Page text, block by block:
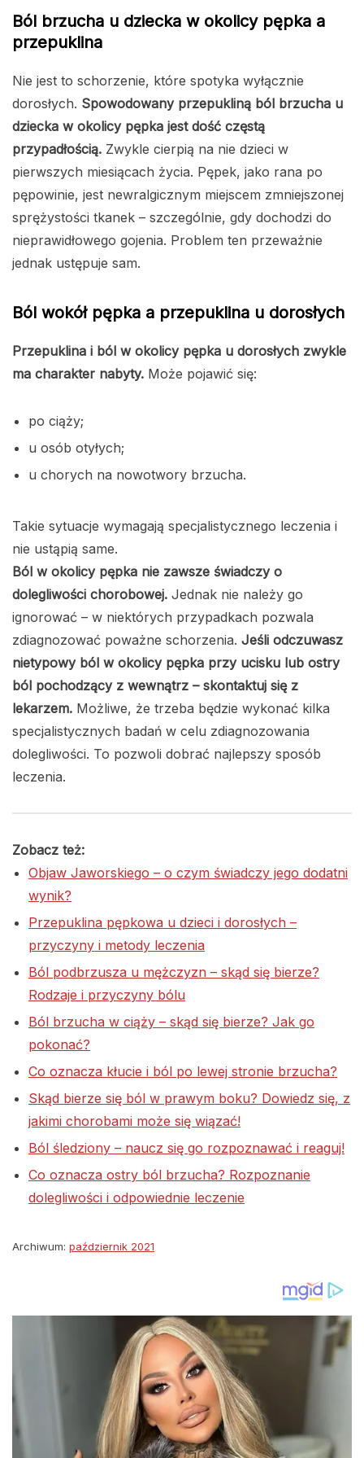
Ból brzucha u dziecka w okolicy pępka a
przepuklina
Nie jest to schorzenie, które spotyka wyłącznie
dorosłych. Spowodowany przepukliną ból brzucha u
dziecka w okolicy pępka jest dość częstą
przypadłością. Zwykle cierpią na nie dzieci w
pierwszych miesiącach życia. Pępek, jako rana po
pępowinie, jest newralgicznym miejscem zmniejszonej
sprężystości tkanek – szczególnie, gdy dochodzi do
nieprawidłowego gojenia. Problem ten przeważnie
jednak ustępuje sam.
Ból wokół pępka a przepuklina u dorosłych
Przepuklina i ból w okolicy pępka u dorosłych zwykle
ma charakter nabyty. Może pojawić się:
po ciąży;
u osób otyłych;
u chorych na nowotwory brzucha.
Takie sytuacje wymagają specjalistycznego leczenia i
nie ustąpią same.
Ból w okolicy pępka nie zawsze świadczy o
dolegliwości chorobowej. Jednak nie należy go
ignorować – w niektórych przypadkach pozwala
zdiagnozować poważne schorzenia. Jeśli odczuwasz
nietypowy ból w okolicy pępka przy ucisku lub ostry
ból pochodzący z wewnątrz – skontaktuj się z
lekarzem. Możliwe, że trzeba będzie wykonać kilka
specjalistycznych badań w celu zdiagnozowania
dolegliwości. To pozwoli dobrać najlepszy sposób
leczenia.
Zobacz też:
Objaw Jaworskiego – o czym świadczy jego dodatni
wynik?
Przepuklina pępkowa u dzieci i dorosłych –
przyczyny i metody leczenia
Ból podbrzusza u mężczyzn – skąd się bierze?
Rodzaje i przyczyny bólu
Ból brzucha w ciąży – skąd się bierze? Jak go
pokonać?
Co oznacza kłucie i ból po lewej stronie brzucha?
Skąd bierze się ból w prawym boku? Dowiedz się, z
jakimi chorobami może się wiązać!
Ból śledziony – naucz się go rozpoznawać i reaguj!
Co oznacza ostry ból brzucha? Rozpoznanie
dolegliwości i odpowiednie leczenie
Archiwum: październik 2021